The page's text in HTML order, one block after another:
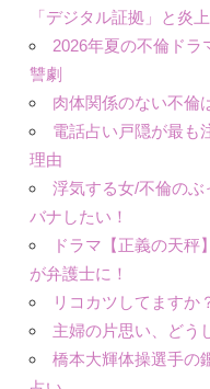
「デジタル証拠」と炎
2026年夏の不倫ドラ
讐劇
肉体関係のない不倫
電話占い戸隠が最も
理由
浮気する女/不倫の
バナしたい！
ドラマ【正義の天
が弁護士に！
リコカツしてますか
主婦の片思い、どう
橋本大輝体操選手の